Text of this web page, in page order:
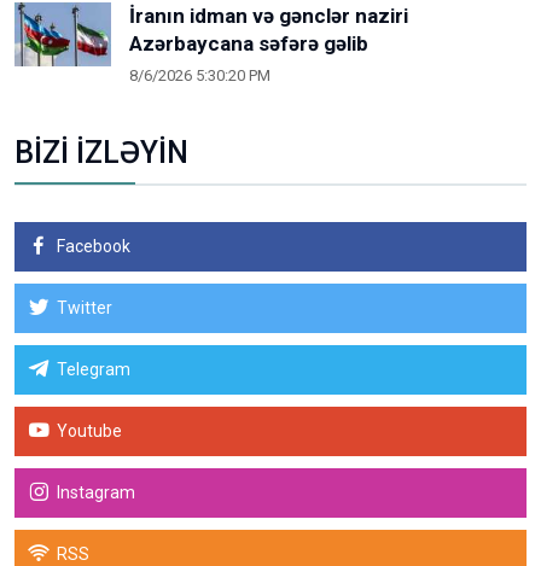
İranın idman və gənclər naziri
Azərbaycana səfərə gəlib
8/6/2026 5:30:20 PM
BİZİ İZLƏYİN
Facebook
Twitter
Telegram
Youtube
Instagram
RSS